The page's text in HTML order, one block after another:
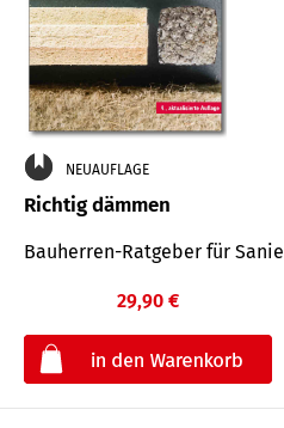
NEUAUFLAGE
Richtig dämmen
Bauherren-Ratgeber für
29,90 €